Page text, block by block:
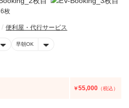
6枚
便利屋・代行サービス
早朝OK
￥55,000 （税込）